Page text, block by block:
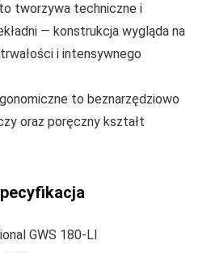
tworzywa techniczne i
— konstrukcja wygląda na
i intensywnego
to beznarzędziowo
oraz poręczny kształt
GWS 180‑LI